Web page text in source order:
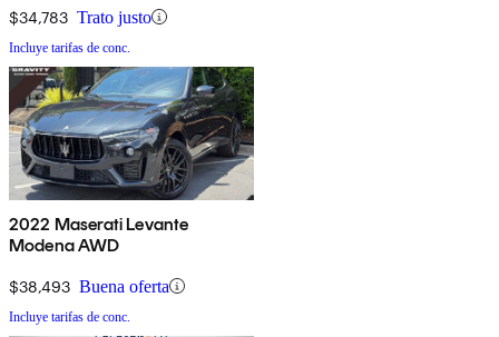
$34,783 Trato justo
Incluye tarifas de conc.
2022 Maserati Levante
Modena AWD
$38,493 Buena oferta
Incluye tarifas de conc.